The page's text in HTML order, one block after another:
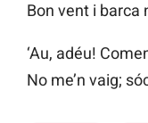
Bon vent i barca
‘Au, adéu!
No me’n vaig;